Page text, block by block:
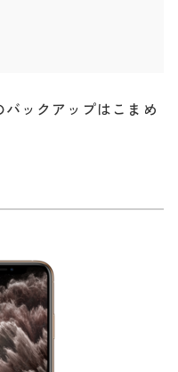
ックアップはこまめ